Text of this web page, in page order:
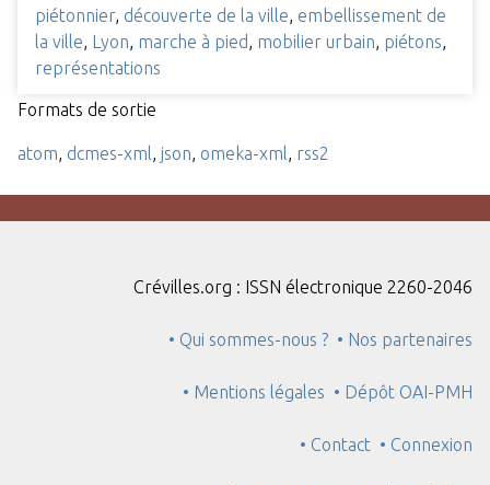
piétonnier, découverte de la ville embellissement de
la ville Lyon marche à pied mobilier urbain piétons
représentations
Formats de sortie
atom dcmes-xml json omeka-xml rss2
Crévilles.org : ISSN électronique 2260-2046
• Qui sommes-nous ? • Nos partenaires
• Mentions légales • Dépôt OAI-PMH
• Contact • Connexion